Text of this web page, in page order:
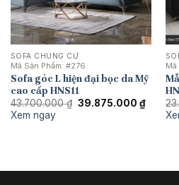
SOFA CHUNG CƯ
Mã Sản Phẩm: #276
Sofa góc L hiện đại bọc da Mỹ
cao cấp HNS11
43.700.000₫ Giá
39.875.000 ₫Giá
hiện
Xem ngay
Mã